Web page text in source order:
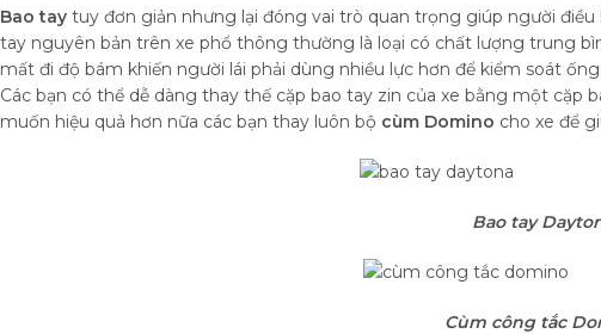
Bao tay tuy đơn giản nhưng lại đóng vai trò quan trọng giúp người
tay nguyên bản trên xe phổ thông thường là loại có chất lượng trung
mất đi độ bám khiến người lái phải dùng nhiều lực hơn để kiểm soát
Các bạn có thể dễ dàng thay thế cặp bao tay zin của xe bằng một cặp
muốn hiệu quả hơn nữa các bạn thay luôn bộ cùm Domino cho xe để
Bao tay
Cùm công tắc